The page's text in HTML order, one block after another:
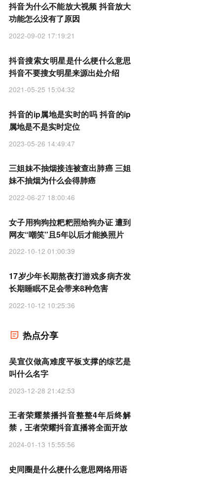
抖音为什么不能放大视频 抖音放大
功能怎么没有了原因
2022-09-02 17:19:21
抖音搜索女明星是什么梗什么意思
抖音不要搜女明星来源出处介绍
2021-05-25 15:04:32
抖音的ip属地是实时的吗 抖音的ip
属地是不是实时定位
2023-05-26 14:49:47
三姐妹不抽烟接连被查出肺癌 三姐
妹不抽烟为什么会得肺癌
2022-06-27 18:00:46
女子用狗狗拉粑粑照给狗办证 遭到
网友“嘲笑”且5年以后才能换照片
2022-10-12 01:00:39
17岁少年长期熬夜打游戏多病齐发
长期睡眠不足会带来8种危害
2022-10-12 10:25:36
热点分享
吴宣仪做高难度平板支撑的综艺是
叫什么名字
2023-12-28 21:42:53
王者荣耀禁播抖音整整4年后终解
禁，王者荣耀抖音直播将全面开放
2024-01-13 15:55:56
史同圈是什么梗什么意思网络用语